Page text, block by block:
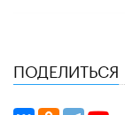
ПОДЕЛИТЬСЯ